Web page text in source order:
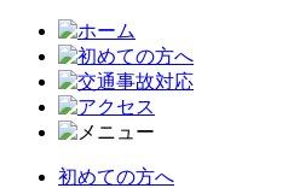
初めての方へ